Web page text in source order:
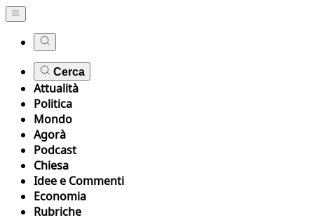
Cerca
Attualità
Politica
Mondo
Agorà
Podcast
Chiesa
Idee e Commenti
Economia
Rubriche